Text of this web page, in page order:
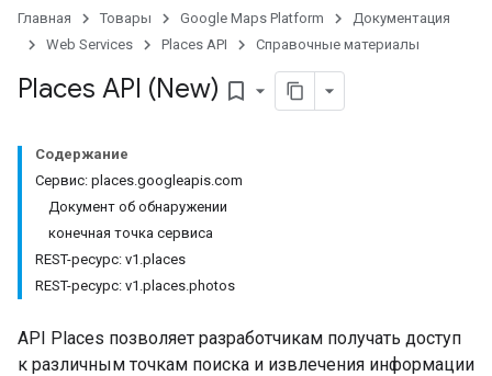
Главная Товары Google Maps Platform
Документация
Web Services
Places API Справочные материалы
Places API (New) bookmark_border
Содержание
Сервис: places.googleapis.com
Документ об обнаружении
конечная точка сервиса
REST-ресурс: v1.places
REST-ресурс: v1.places.photos
API Places позволяет разработчикам получать доступ
к различным точкам поиска и извлечения информации